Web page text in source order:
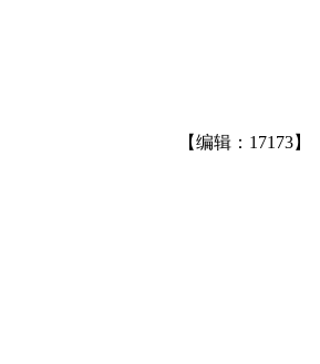
【编辑：17173】